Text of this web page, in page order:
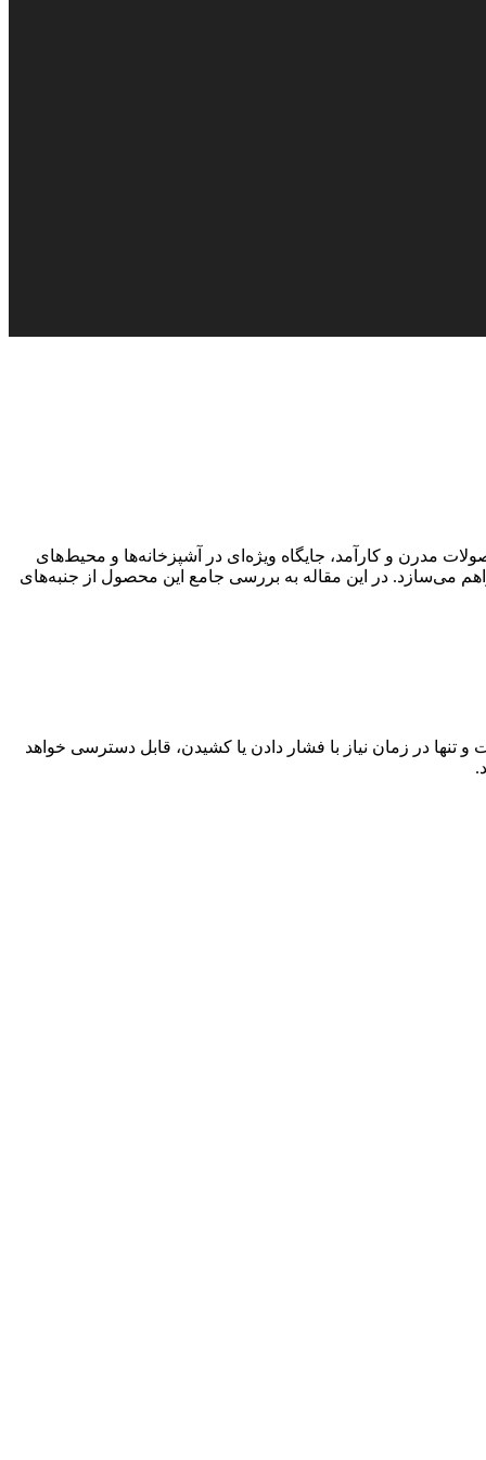
مدرن و کارآمد، جایگاه ویژه‌ای در آشپزخانه‌ها و محیط‌های
می‌سازد. در این مقاله به بررسی جامع این محصول از جنبه‌های
در زمان نیاز با فشار دادن یا کشیدن، قابل دسترسی خواهد